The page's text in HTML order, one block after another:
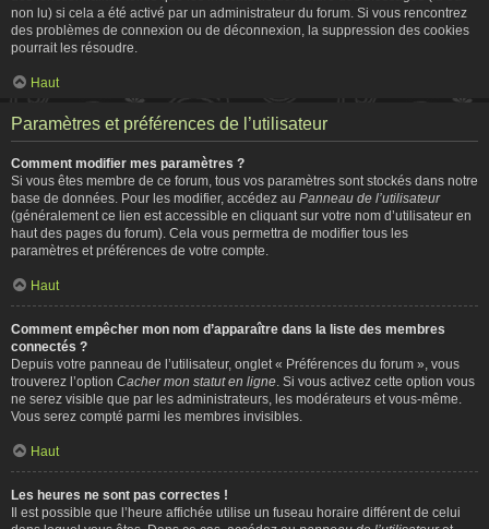
non lu) si cela a été activé par un administrateur du forum. Si vous rencontrez
des problèmes de connexion ou de déconnexion, la suppression des cookies
pourrait les résoudre.
Haut
Paramètres et préférences de l’utilisateur
Comment modifier mes paramètres ?
Si vous êtes membre de ce forum, tous vos paramètres sont stockés dans notre
base de données. Pour les modifier, accédez au Panneau de l’utilisateur
(généralement ce lien est accessible en cliquant sur votre nom d’utilisateur en
haut des pages du forum). Cela vous permettra de modifier tous les
paramètres et préférences de votre compte.
Haut
Comment empêcher mon nom d’apparaître dans la liste des membres
connectés ?
Depuis votre panneau de l’utilisateur, onglet « Préférences du forum », vous
trouverez l’option Cacher mon statut en ligne . Si vous activez cette option vous
ne serez visible que par les administrateurs, les modérateurs et vous-même.
Vous serez compté parmi les membres invisibles.
Haut
Les heures ne sont pas correctes !
Il est possible que l’heure affichée utilise un fuseau horaire différent de celui